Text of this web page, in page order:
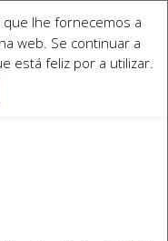
Alternativa
que lhe fornecemos a
web. Se continuar a
está feliz por a utilizar.